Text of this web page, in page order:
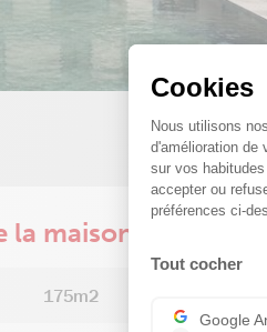
la maison
175m2
Cookies
Nous utilisons
d'amélioration de
sur vos
accepter ou
préférences ci-
Tout cocher
Google